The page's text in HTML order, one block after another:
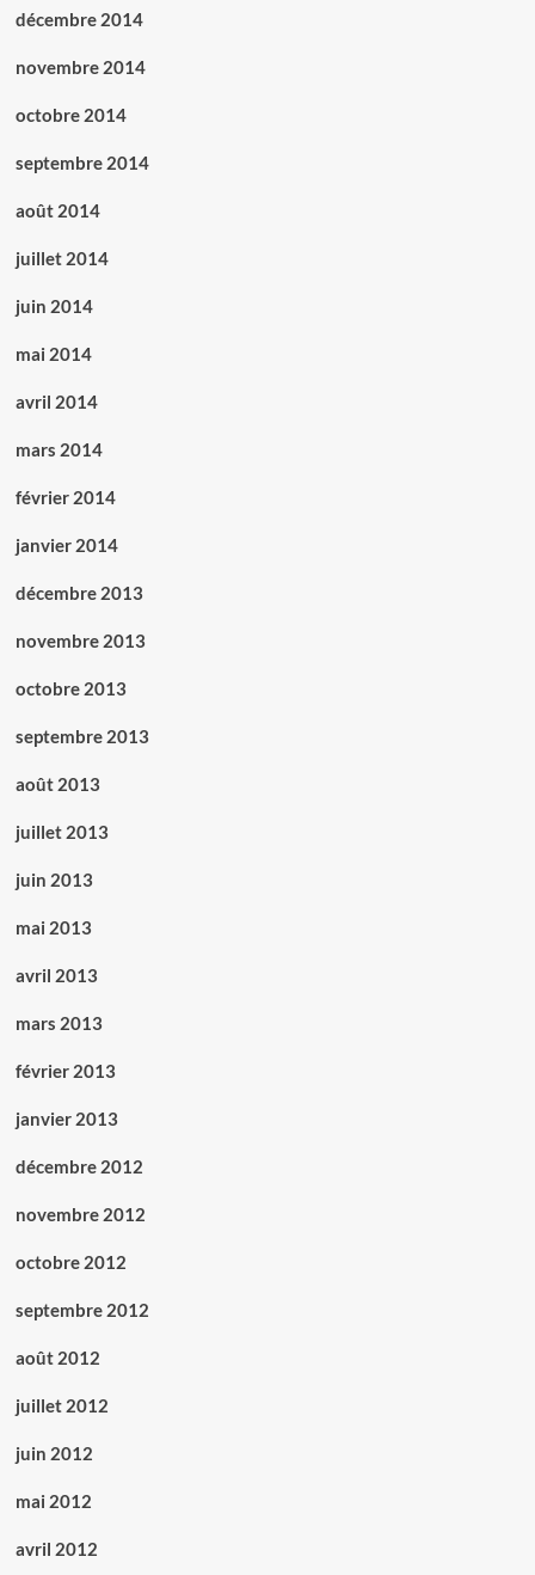
décembre 2014
novembre 2014
octobre 2014
septembre 2014
août 2014
juillet 2014
juin 2014
mai 2014
avril 2014
mars 2014
février 2014
janvier 2014
décembre 2013
novembre 2013
octobre 2013
septembre 2013
août 2013
juillet 2013
juin 2013
mai 2013
avril 2013
mars 2013
février 2013
janvier 2013
décembre 2012
novembre 2012
octobre 2012
septembre 2012
août 2012
juillet 2012
juin 2012
mai 2012
avril 2012